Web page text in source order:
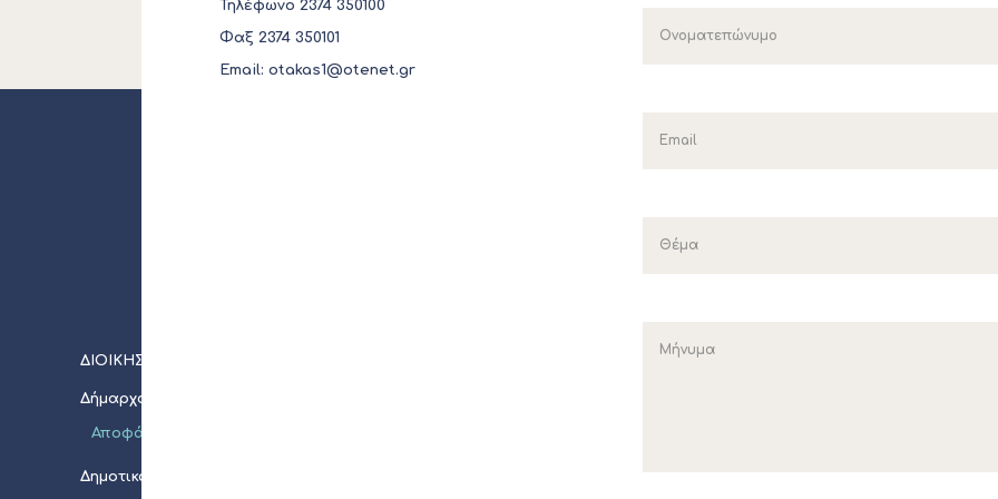
Τηλέφωνο 2374 350100
Φαξ 2374 350101
Email: otakas1@otenet.gr
ΔΙΟΙΚΗΣΗ
Δήμαρχος
Αποφάσεις
Δημοτικό Συμβούλιο